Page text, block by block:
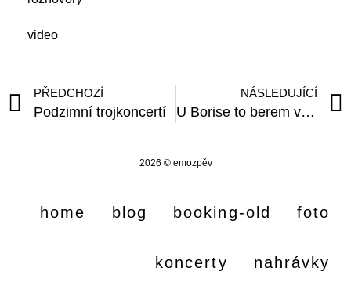
video
PŘEDCHOZÍ
Podzimní trojkoncertí
NÁSLEDUJÍCÍ
U Borise to berem velkoryse
2026 © emozpěv
home blog booking-old foto
koncerty nahrávky